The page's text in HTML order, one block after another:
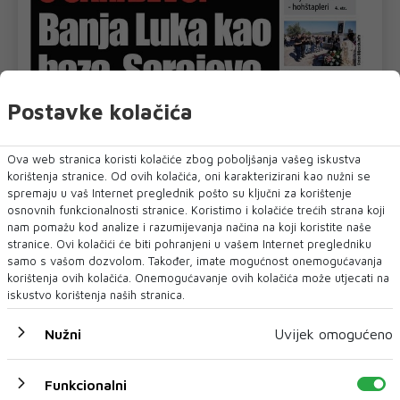
U novom broju pročitajte
Postavke kolačića
Ova web stranica koristi kolačiće zbog poboljšanja vašeg iskustva
korištenja stranice. Od ovih kolačića, oni karakterizirani kao nužni se
spremaju u vaš Internet preglednik pošto su ključni za korištenje
osnovnih funkcionalnosti stranice. Koristimo i kolačiće trećih strana koji
nam pomažu kod analize i razumijevanja načina na koji koristite naše
stranice. Ovi kolačići će biti pohranjeni u vašem Internet pregledniku
samo s vašom dozvolom. Također, imate mogućnost onemogućavanja
korištenja ovih kolačića. Onemogućavanje ovih kolačića može utjecati na
iskustvo korištenja naših stranica.
Nužni Uvijek omogućeno
Funkcionalni